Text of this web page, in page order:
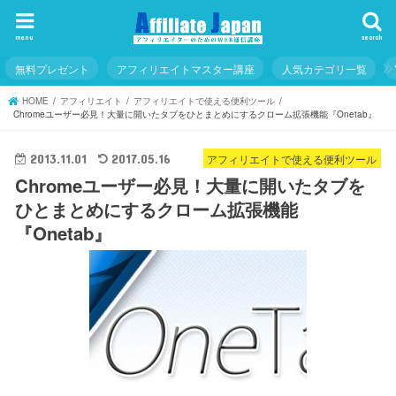
search
menu
無料プレゼント アフィリエイトマスター講座 人気カテゴリ一覧
HOME アフィリエイト
アフィリエイトで使える便利ツール
Chromeユーザー必見！大量に開いたタブをひとまとめにするクローム拡張機能『Onetab』
アフィリエイトで使える便利ツール
2013.11.01 2017.05.16
Chromeユーザー必見！大量に開いたタブを
ひとまとめにするクローム拡張機能
『Onetab』